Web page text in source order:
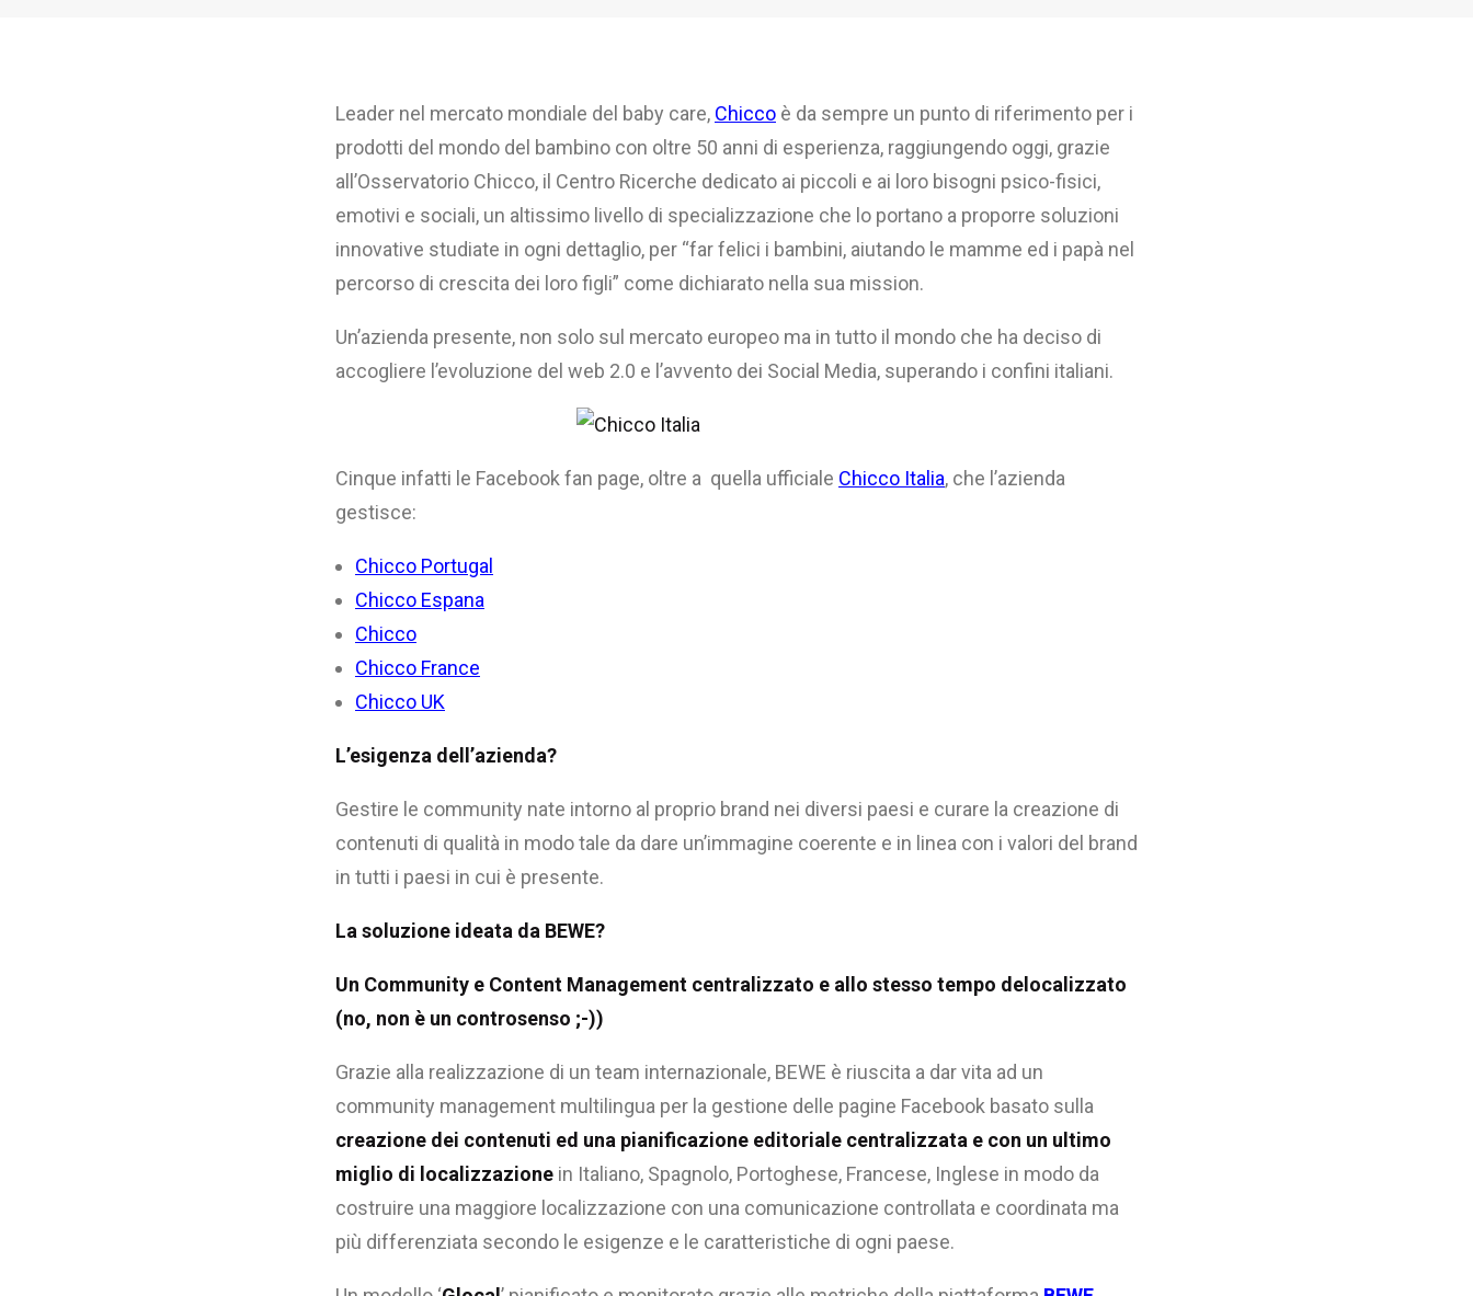
Leader nel mercato mondiale del baby care, Chicco è da sempre un punto di riferimento per i
prodotti del mondo del bambino con oltre 50 anni di esperienza, raggiungendo oggi, grazie
all’Osservatorio Chicco, il Centro Ricerche dedicato ai piccoli e ai loro bisogni psico-fisici,
emotivi e sociali, un altissimo livello di specializzazione che lo portano a proporre soluzioni
innovative studiate in ogni dettaglio, per “far felici i bambini, aiutando le mamme ed i papà nel
percorso di crescita dei loro figli” come dichiarato nella sua mission.
Un’azienda presente, non solo sul mercato europeo ma in tutto il mondo che ha deciso di
accogliere l’evoluzione del web 2.0 e l’avvento dei Social Media, superando i confini italiani.
Cinque infatti le Facebook fan page, oltre a quella ufficiale Chicco Italia, che l’azienda
gestisce:
Chicco Portugal
Chicco Espana
Chicco
Chicco France
Chicco UK
L’esigenza dell’azienda?
Gestire le community nate intorno al proprio brand nei diversi paesi e curare la creazione di
contenuti di qualità in modo tale da dare un’immagine coerente e in linea con i valori del brand
in tutti i paesi in cui è presente.
La soluzione ideata da BEWE?
Un Community e Content Management centralizzato e allo stesso tempo delocalizzato
(no, non è un controsenso ;-))
Grazie alla realizzazione di un team internazionale, BEWE è riuscita a dar vita ad un
community management multilingua per la gestione delle pagine Facebook basato sulla
creazione dei contenuti ed una pianificazione editoriale centralizzata e con un ultimo
miglio di localizzazione in Italiano, Spagnolo, Portoghese, Francese, Inglese in modo da
costruire una maggiore localizzazione con una comunicazione controllata e coordinata ma
più differenziata secondo le esigenze e le caratteristiche di ogni paese.